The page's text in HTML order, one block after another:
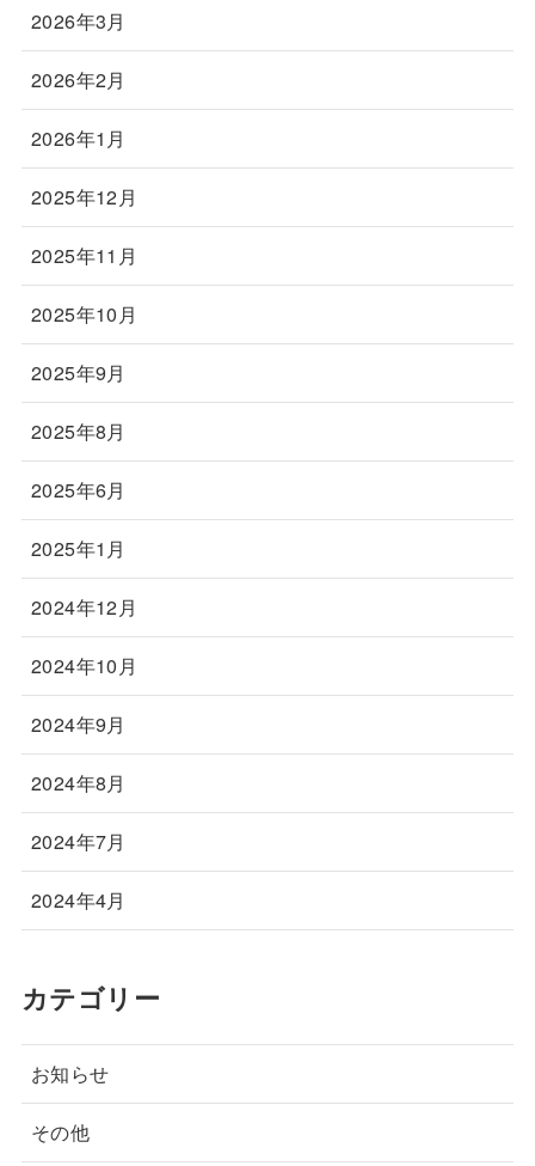
2026年3月
2026年2月
2026年1月
2025年12月
2025年11月
2025年10月
2025年9月
2025年8月
2025年6月
2025年1月
2024年12月
2024年10月
2024年9月
2024年8月
2024年7月
2024年4月
カテゴリー
お知らせ
その他